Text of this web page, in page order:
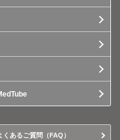
くあるご質問（FAQ）